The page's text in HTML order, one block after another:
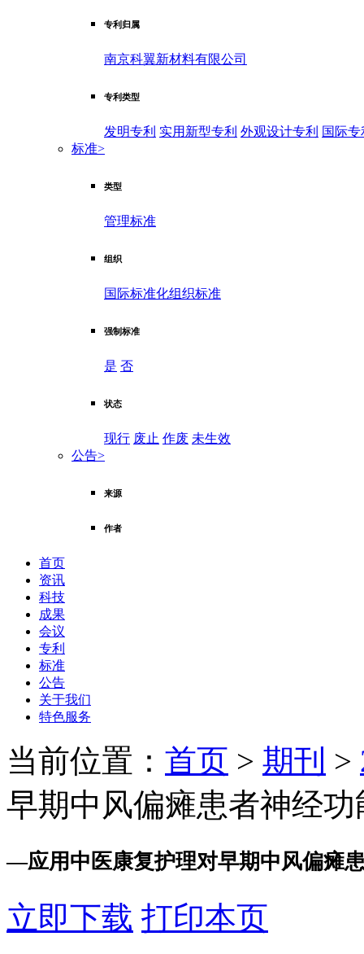
专利归属
南京科翼新材料有限公司
专利类型
发明专利 实用新型专利 外观设计专利 国际专
标准>
类型
管理标准
组织
国际标准化组织标准
强制标准
是 否
状态
现行 废止 作废 未生效
公告>
来源
作者
首页
资讯
科技
成果
会议
专利
标准
公告
关于我们
特色服务
当前位置： 首页 > 期刊 >
早期中风偏瘫患者神经
—应用中医康复护理对早期中风偏瘫
立即下载 打印本页